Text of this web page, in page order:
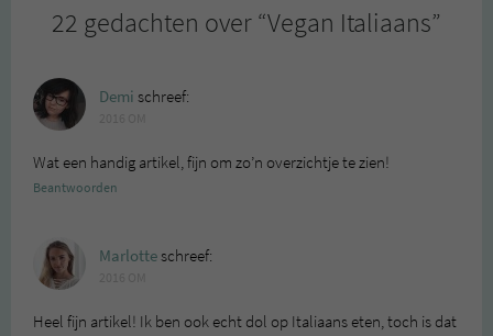
22 gedachten over “Vegan Italiaans”
Demi schreef:
Wat een handig artikel, fijn om zo’n overzichtje te zien!
Beantwoorden
Marlotteschreef:
Heel fijn artikel! Ik ben ook echt dol op Italiaans eten, toch is dat